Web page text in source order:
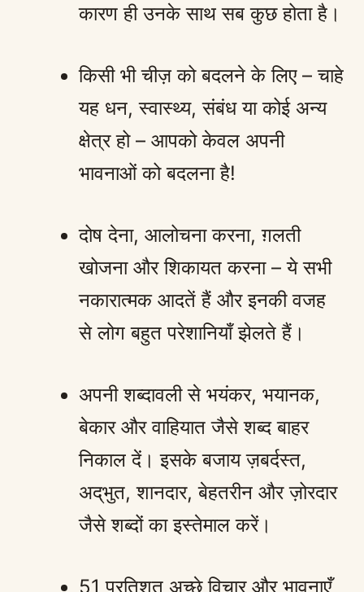
कारण ही उनके साथ सब कुछ होता है।
किसी भी चीज़ को बदलने के लिए – चाहे
यह धन, स्वास्थ्य, संबंध या कोई अन्य
क्षेत्र हो – आपको केवल अपनी
भावनाओं को बदलना है!
दोष देना, आलोचना करना, ग़लती
खोजना और शिकायत करना – ये सभी
नकारात्मक आदतें हैं और इनकी वजह
से लोग बहुत परेशानियाँ झेलते हैं।
अपनी शब्दावली से भयंकर, भयानक,
बेकार और वाहियात जैसे शब्द बाहर
निकाल दें। इसके बजाय ज़बर्दस्त,
अद्‌भुत, शानदार, बेहतरीन और ज़ोरदार
जैसे शब्दों का इस्तेमाल करें।
51 प्रतिशत अच्छे विचार और भावनाएँ